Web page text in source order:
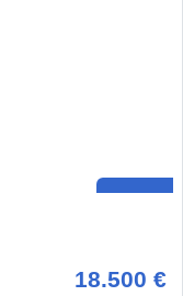
18.500 €